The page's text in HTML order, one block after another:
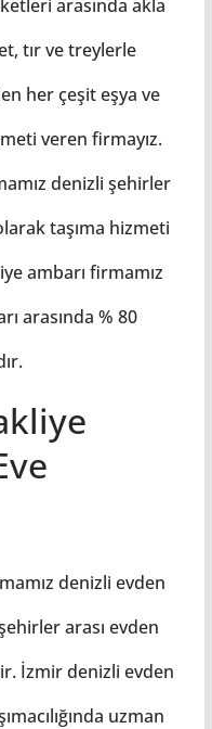
arasında akla
tır ve treylerle
her çeşit eşya ve
veren firmayız.
denizli şehirler
taşıma hizmeti
ambarı firmamız
arasında % 80
denizli evden
arası evden
İzmir denizli evden
uzman